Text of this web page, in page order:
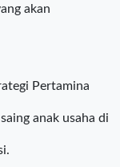
akan
Pertamina
anak usaha di